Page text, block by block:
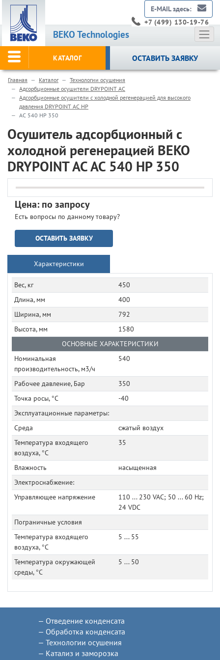
BEKO Technologies
E-MAIL здесь:
+7 (499) 130-19-76
КАТАЛОГ ОСТАВИТЬ ЗАЯВКУ
Главная Каталог
Технологии осушения
Адсорбционные осушители DRYPOINT AC
Адсорбционные осушители с холодной регенерацией для высокого
давления DRYPOINT AC HP
AC 540 HP 350
Осушитель адсорбционный с
холодной регенерацией BEKO
DRYPOINT AC AC 540 HP 350
Цена: по запросу
Есть вопросы по данному товару?
ОСТАВИТЬ ЗАЯВКУ
Характеристики
Вес, кг
450
Длина, мм
400
Ширина, мм
792
Высота, мм
1580
ОСНОВНЫЕ ХАРАКТЕРИСТИКИ
Номинальная
производительность, м3/ч
540
Рабочее давление, Бар
350
Точка росы, °C
-40
Эксплуатационные параметры:
Среда
сжатый воздух
Температура входящего
воздуха, °C
35
Влажность
насыщенная
Электроснабжение:
Управляющее напряжение
110 ... 230 VAC; 50 ... 60 Hz;
24 VDC
Пограничные условия
Температура входящего
воздуха, °C
5 ... 55
Температура окружающей
среды, °C
5 ... 50
Отведение конденсата
Обработка конденсата
Технологии осушения
Катализ и заморозка